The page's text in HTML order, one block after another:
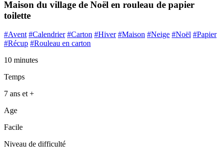
Maison du village de Noël en rouleau de papier
toilette
#Avent #Calendrier #Carton #Hiver #Maison #Neige #Noël #Papier
#Récup #Rouleau en carton
10 minutes
Temps
7 ans et +
Age
Facile
Niveau de difficulté